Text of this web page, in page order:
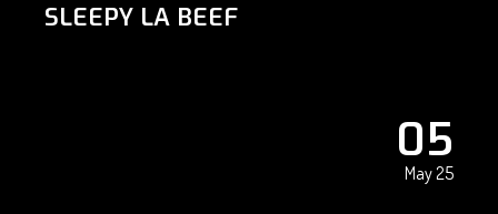
SLEEPY LA BEEF
05
May 25